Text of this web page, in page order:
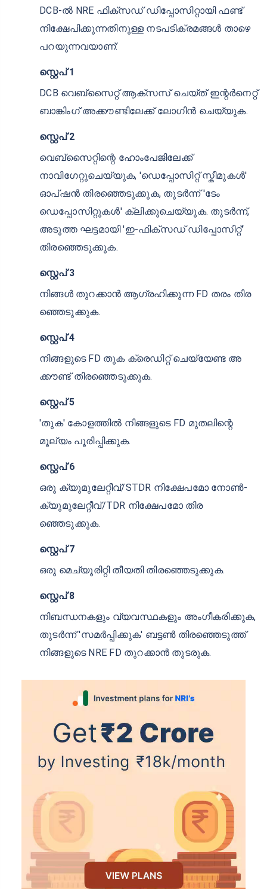
പാലിച്ചുകൊണ്ട് സമർപ്പിക്കുക.
ഓഫ്‌ലൈൻ അക്കൗണ്ട് തുറക്കൽ
യാ പൂരിപ്പിച്ച അപേക്ഷ സമർപ്പിക്കുന്നതിന്
നിങ്ങൾക്ക് ഒരു DCB ഫോറിൻ ഓഫീസ് അ
ല്ലെങ്കിൽ നിയുക്ത എക്സ്ചേഞ്ച് ഹൗസ്
സന്ദർശിക്കാനുള്ള ഓപ്ഷൻ ഉണ്ട്. അ
ല്ലെങ്കിൽ, ആപ്ലിക്കേഷൻ ഡൗൺലോഡ്
ചെയ്ത് പൂരിപ്പിച്ച ശേഷം ഇന്ത്യയിലെ നിങ്ങ
ൾ തിരഞ്ഞെടുത്ത DCB ബ്രാഞ്ചിലേക്ക്
നേരിട്ട് മെയിൽ ചെയ്യാം.
DCB-ൽ NRE ഫിക്സഡ് ഡിപ്പോസിറ്റായി ഫണ്ട്
നിക്ഷേപിക്കുന്നതിനുള്ള നടപടിക്രമങ്ങൾ താഴെ
പറയുന്നവയാണ്:
സ്റ്റെപ് 1
DCB വെബ്‌സൈറ്റ് ആക്‌സസ് ചെയ്‌ത് ഇന്റർനെറ്റ്
ബാങ്കിംഗ് അക്കൗണ്ടിലേക്ക് ലോഗിൻ ചെയ്യുക.
സ്റ്റെപ് 2
വെബ്സൈറ്റിന്റെ ഹോംപേജിലേക്ക്
നാവിഗേറ്റുചെയ്യുക, 'ഡെപ്പോസിറ്റ് സ്കീമുകൾ'
ഓപ്ഷൻ തിരഞ്ഞെടുക്കുക, തുടർന്ന് 'ടേം
ഡെപ്പോസിറ്റുകൾ' ക്ലിക്കുചെയ്യുക. തുടർന്ന്,
തിരഞ്ഞെടുക്കുക.
നിങ്ങൾ തുറക്കാൻ ആഗ്രഹിക്കുന്ന FD തരം തിര
ക്കൗണ്ട് തിരഞ്ഞെടുക്കുക.
'തുക' കോളത്തിൽ നിങ്ങളുടെ FD മുതലിന്റെ
ക്യുമുലേറ്റീവ്/TDR നിക്ഷേപമോ തിര
സ്റ്റെപ് 7
ഒരു മെച്യൂരിറ്റി തീയതി തിരഞ്ഞെടുക്കുക.
സ്റ്റെപ് 8
നിബന്ധനകളും വ്യവസ്ഥകളും അംഗീകരിക്കുക,
തുടർന്ന് 'സമർപ്പിക്കുക' ബട്ടൺ തിരഞ്ഞെടുത്ത്
നിങ്ങളുടെ NRE FD തുറക്കാൻ തുടരുക.